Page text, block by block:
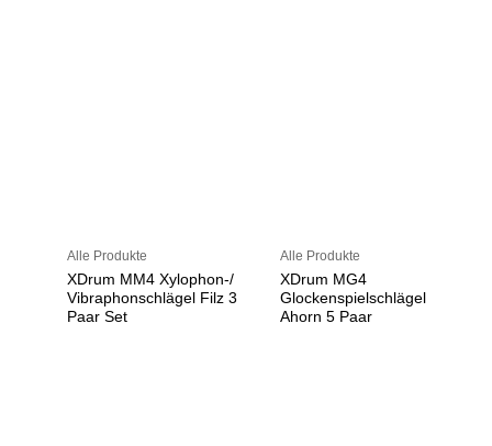
Alle Produkte
XDrum MM4 Xylophon-/
Vibraphonschlägel Filz 3
Paar Set
Alle Produkte
XDrum MG4
Glockenspielschlägel
Ahorn 5 Paar